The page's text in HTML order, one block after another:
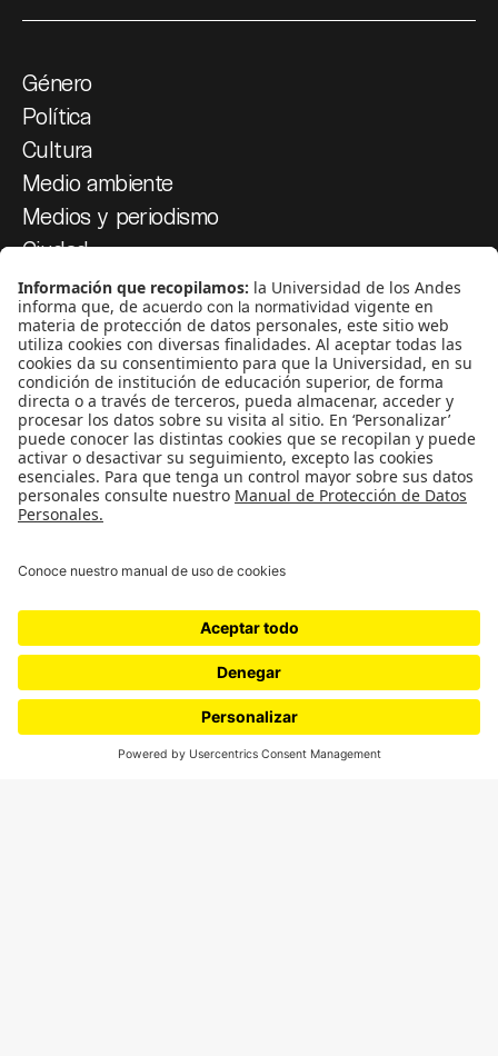
Género
Política
Cultura
Medio ambiente
Medios y periodismo
Ciudad
Movilización social
¿Quiénes somos?
Podcasts
Ediciones especiales
Proyectos 070
¿Quieres escribir en 070?
CONTÁCTANOS